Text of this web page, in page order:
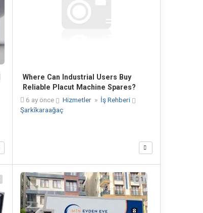
Where Can Industrial Users Buy
Reliable Placut Machine Spares?
6 ay önce
Hizmetler » İş Rehberi
Şarkîkaraağaç
1